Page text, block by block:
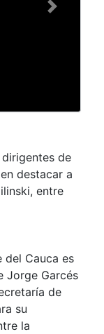
Next
de
destacar a
entre
del Cauca es
Jorge Garcés
de
su
la